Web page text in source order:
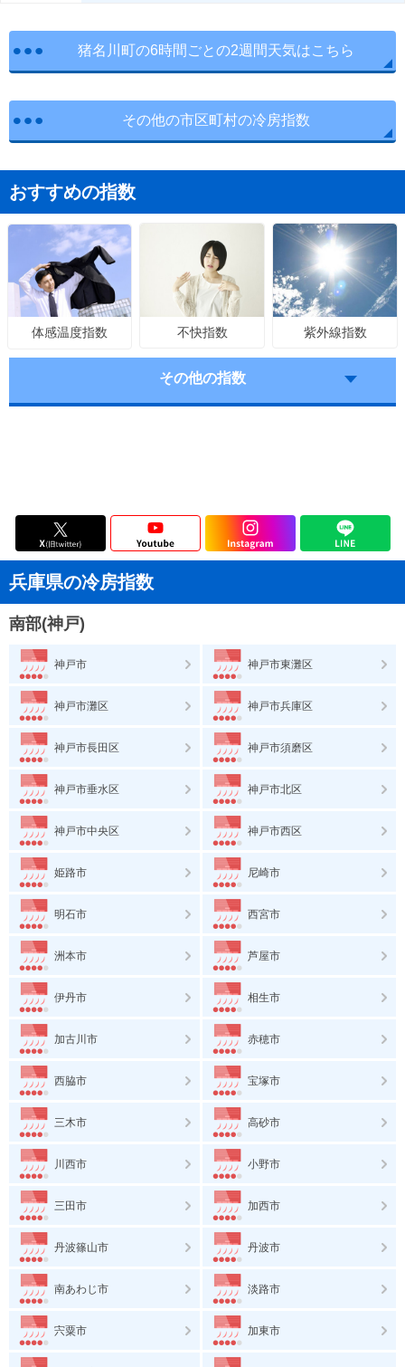
猪名川町の6時間ごとの2週間天気はこちら
その他の市区町村の冷房指数
おすすめの指数
体感温度指数 不快指数 紫外線指数
その他の指数
兵庫県の冷房指数
南部(神戸)
神戸市 神戸市東灘区
神戸市灘区 神戸市兵庫区
神戸市長田区 神戸市須磨区
神戸市垂水区 神戸市北区
神戸市中央区 神戸市西区
姫路市 尼崎市
明石市 西宮市
洲本市 芦屋市
伊丹市 相生市
加古川市 赤穂市
西脇市 宝塚市
三木市 高砂市
川西市 小野市
三田市 加西市
丹波篠山市 丹波市
南あわじ市 淡路市
宍粟市 加東市